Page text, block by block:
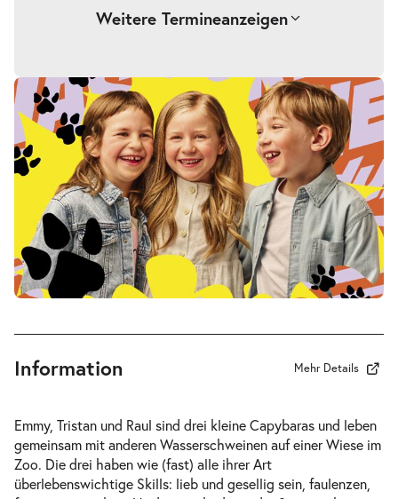
Weitere Termineanzeigen
Drei Wasserschweine brennen durch-
Fr.
Fr. 19.03.2027
17:00–18:15 Uhr
Tickets
Drei Wasserschweine brennen durch-
Fr.
Fr. 09.04.2027
Tickets
Drei Wasserschweine brennen durch-
Fr.
Fr. 09.04.2027
16:00–17:15 Uhr
Tickets
Information Mehr Details
Emmy, Tristan und Raul sind drei kleine Capybaras und leben
gemeinsam mit anderen Wasserschweinen auf einer Wiese im
Zoo. Die drei haben wie (fast) alle ihrer Art
überlebenswichtige Skills: lieb und gesellig sein, faulenzen,